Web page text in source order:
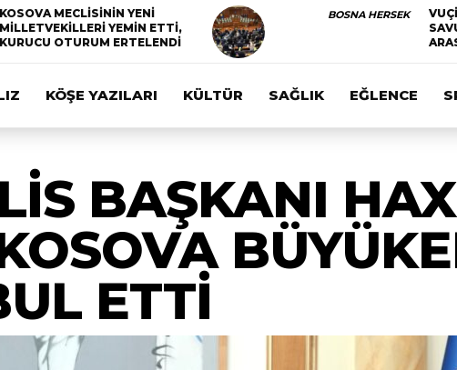
KOSOVA MECLİSİNİN YENİ
MİLLETVEKİLLERİ YEMİN ETTİ,
KURUCU OTURUM ERTELENDİ
BOSNA HERSEK
KÖŞE YAZILARI KÜLTÜR SAĞLIK EĞLENCE
BAŞKANI
ETTİ